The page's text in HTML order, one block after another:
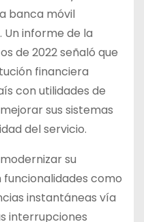
banca móvil
Un informe de la
de 2022 señaló que
financiera
con utilidades de
sus sistemas
del servicio.
su
como
instantáneas vía
interrupciones